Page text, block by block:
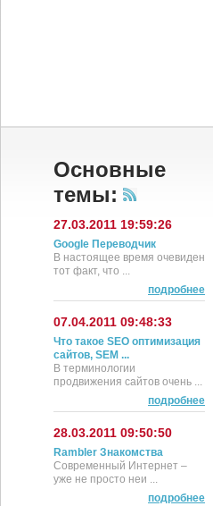
Основные
темы:
27.03.2011 19:59:26
Google Переводчик
В настоящее время очевиден
тот факт, что ...
подробнее
07.04.2011 09:48:33
Что такое SEO оптимизация
сайтов, SEM ...
В терминологии
продвижения сайтов очень ...
подробнее
28.03.2011 09:50:50
Rambler Знакомства
Современный Интернет –
уже не просто неи ...
подробнее